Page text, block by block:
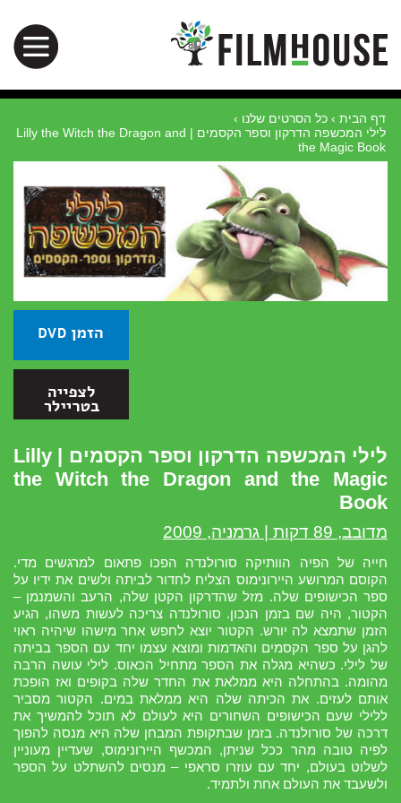
דף הבית › כל הסרטים שלנו ›
לילי המכשפה הדרקון וספר הקסמים | Lilly the Witch the Dragon and
the Magic Book
לילי המכשפה הדרקון וספר הקסמים | Lilly
the Witch the Dragon and the Magic
Book
מדובב, 89 דקות | גרמניה, 2009
חייה של הפיה הוותיקה סורולנדה הפכו פתאום למרגשים מדי.
הקוסם המרושע היירונימוס הצליח לחדור לביתה ולשים את ידיו על
ספר הכישופים שלה. מזל שהדרקון הקטן שלה, הרעב והשמנמן –
הקטור, היה שם בזמן הנכון. סורולנדה צריכה לעשות משהו, הגיע
הזמן שתמצא לה יורש. הקטור יוצא לחפש אחר מישהו שיהיה ראוי
להגן על ספר הקסמים והאדמות ומוצא עצמו יחד עם הספר בביתה
של לילי. כשהיא מגלה את הספר מתחיל הכאוס. לילי עושה הרבה
מהומה. בהתחלה היא ממלאת את החדר שלה בקופים ואז הופכת
אותם לעזים. את הכיתה שלה היא ממלאת במים. הקטור מסביר
ללילי שעם הכישופים השחורים היא לעולם לא תוכל להמשיך את
דרכה של סורולנדה. בזמן שבתקופת המבחן שלה היא מנסה להפוך
לפיה טובה מהר ככל שניתן, המכשף היירונימוס, שעדיין מעוניין
לשלוט בעולם, יחד עם עוזרו סראפי – מנסים להשתלט על הספר
ולשעבד את העולם אחת ולתמיד.